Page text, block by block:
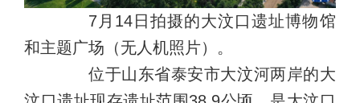
7月14日拍摄的大汶口遗址博物馆
和主题广场（无人机照片）。
位于山东省泰安市大汶河两岸的大